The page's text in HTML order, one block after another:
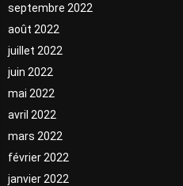
septembre 2022
août 2022
juillet 2022
juin 2022
mai 2022
avril 2022
mars 2022
février 2022
janvier 2022